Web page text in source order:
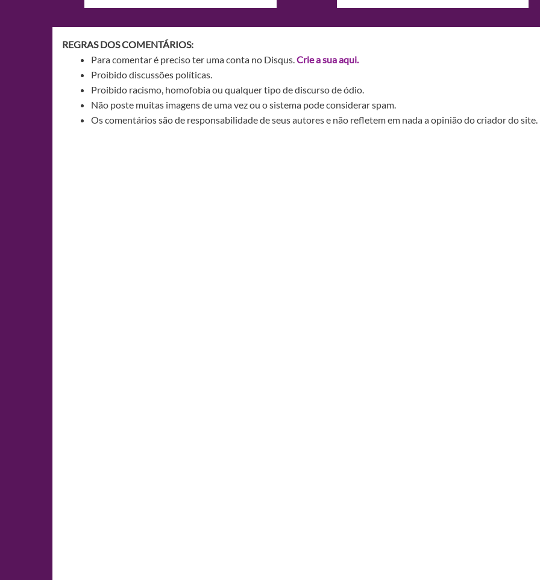
REGRAS DOS COMENTÁRIOS:
Para comentar é preciso ter uma conta no Disqus.Crie a sua aqui.
Proibido discussões políticas.
Proibido racismo, homofobia ou qualquer tipo de discurso de ódio.
Não poste muitas imagens de uma vez ou o sistema pode considerar spam.
Os comentários são de responsabilidade de seus autores e não refletem em nada a opinião do criador do site.